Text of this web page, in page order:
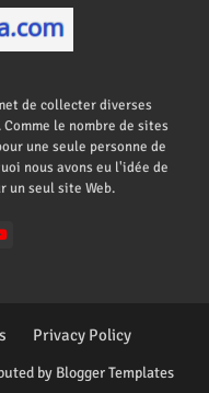
de collecter diverses
le nombre de sites
une seule personne de
nous avons eu l'idée de
un seul site Web.
by Blogger Templates
Privacy Policy